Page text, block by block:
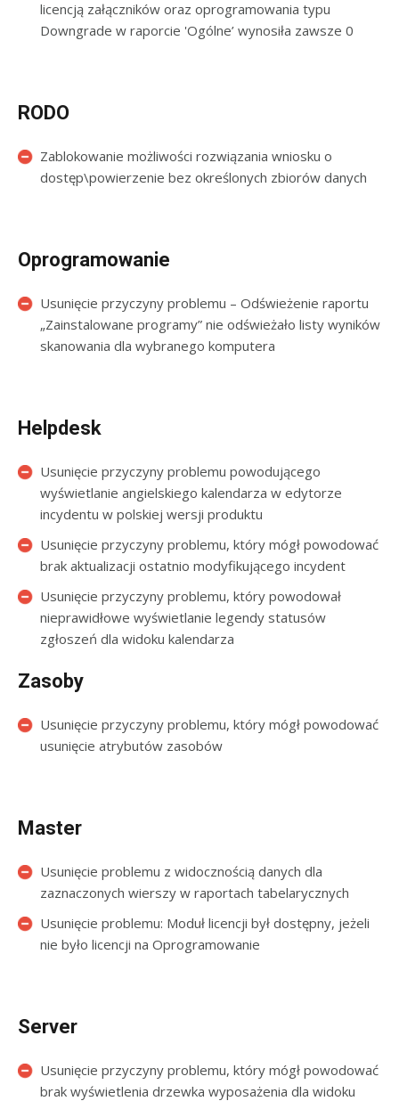
licencją załączników oraz oprogramowania typu
Downgrade w raporcie 'Ogólne’ wynosiła zawsze 0
RODO
Zablokowanie możliwości rozwiązania wniosku o
dostęp\powierzenie bez określonych zbiorów danych
Oprogramowanie
Usunięcie przyczyny problemu – Odświeżenie raportu
„Zainstalowane programy” nie odświeżało listy wyników
skanowania dla wybranego komputera
Helpdesk
Usunięcie przyczyny problemu powodującego
wyświetlanie angielskiego kalendarza w edytorze
incydentu w polskiej wersji produktu
Usunięcie przyczyny problemu, który mógł powodować
brak aktualizacji ostatnio modyfikującego incydent
Usunięcie przyczyny problemu, który powodował
nieprawidłowe wyświetlanie legendy statusów
zgłoszeń dla widoku kalendarza
Zasoby
Usunięcie przyczyny problemu, który mógł powodować
usunięcie atrybutów zasobów
Master
Usunięcie problemu z widocznością danych dla
zaznaczonych wierszy w raportach tabelarycznych
Usunięcie problemu: Moduł licencji był dostępny, jeżeli
nie było licencji na Oprogramowanie
Server
Usunięcie przyczyny problemu, który mógł powodować
brak wyświetlenia drzewka wyposażenia dla widoku